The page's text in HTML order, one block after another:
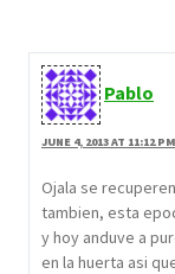
Pablo
JUNE 4, 2013 AT 11:12 PM
Ojala se
tambien, esta
y hoy anduve a
en la huerta asi